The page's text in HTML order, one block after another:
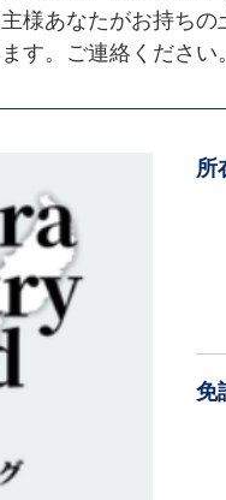
様あなたがお持ち
す。ご連絡ください
所
免